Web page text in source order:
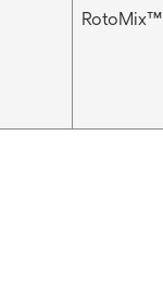
RotoMix™